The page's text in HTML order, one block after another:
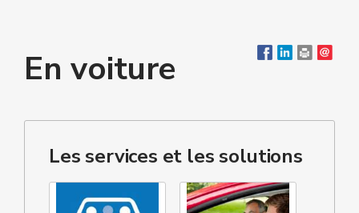
En voiture
Les services et les solutions